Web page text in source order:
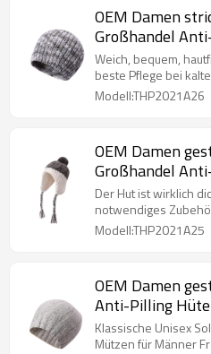
OEM Damen
Großhandel
Weich, bequem,
beste Pflege bei
Modell:THP2021A26
OEM Damen
Großhandel
Pom
Der Hut ist wirklich
notwendiges
Modell:THP2021A25
OEM Damen
Anti-Pilling Hüte
Klassische Unisex
Mützen für Männer